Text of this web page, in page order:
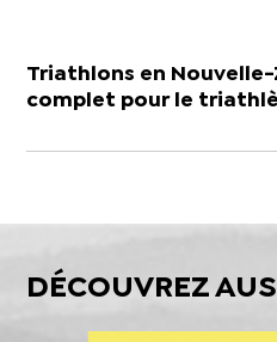
Triathlons en
complet pour le
DÉCOUVREZ